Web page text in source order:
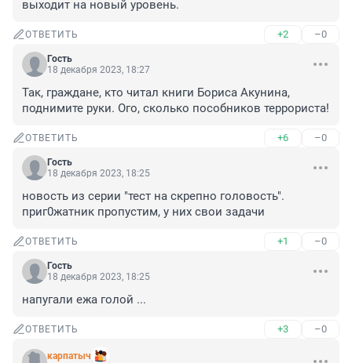
выходит на новый уровень.
ОТВЕТИТЬ +2 –0
Гость
18 декабря 2023, 18:27
Так, граждане, кто читал книги Бориса Акунина,
поднимите руки. Ого, сколько пособников террориста!
ОТВЕТИТЬ +6 –0
Гость
18 декабря 2023, 18:25
новость из серии "тест на скрепно головость".
приг0жатник пропустим, у них свои задачи
ОТВЕТИТЬ +1 –0
Гость
18 декабря 2023, 18:25
напугали ежа голой ...
ОТВЕТИТЬ +3 –0
карпатыч